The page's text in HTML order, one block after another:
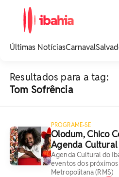
noticias e
Últimas NotíciasCarnaval
Resultados para a tag:
Tom Sofrência
PROGRAME-SE
Olodum, Chico
Agenda Cultural
Agenda Cultural do
eventos dos
Metropolitana (RMS)